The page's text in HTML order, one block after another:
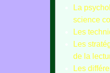
La
science
Les
Les
de la
Les